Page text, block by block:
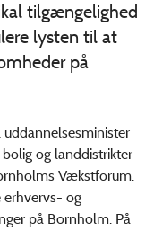
tilgængelighed
lysten til at
på
og landdistrikter
Vækstforum.
og
på Bornholm. På